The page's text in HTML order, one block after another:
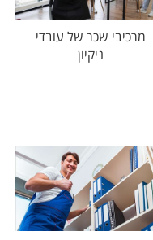
מרכיבי שכר של עובדי
ניקיון